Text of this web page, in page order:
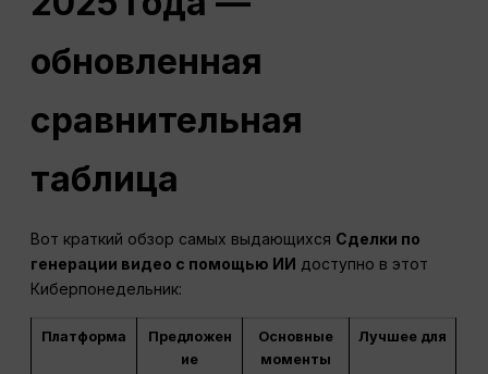
обновленная
сравнительная
таблица
Вот краткий обзор самых выдающихся Сделки по
генерации видео с помощью ИИ доступно в этот
Киберпонедельник:
Платформа
Предложен
ие
Основные
моменты
Лучшее для